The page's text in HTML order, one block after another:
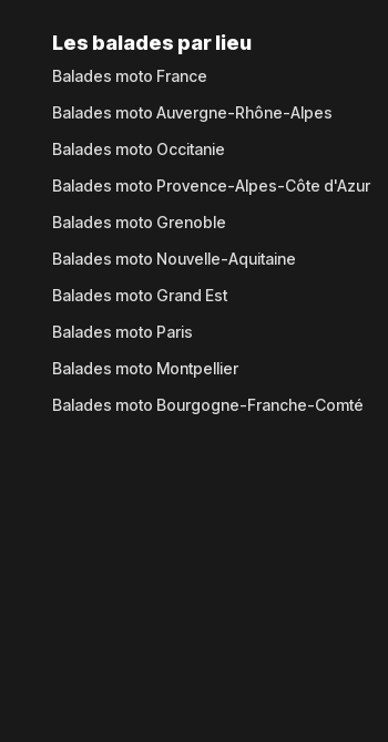
Les balades par lieu
Balades moto France
Balades moto Auvergne-Rhône-Alpes
Balades moto Occitanie
Balades moto Provence-Alpes-Côte d'Azur
Balades moto Grenoble
Balades moto Nouvelle-Aquitaine
Balades moto Grand Est
Balades moto Paris
Balades moto Montpellier
Balades moto Bourgogne-Franche-Comté